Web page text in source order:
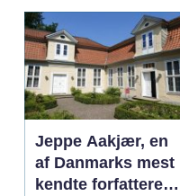
Jeppe Aakjær, en
af Danmarks mest
kendte forfattere